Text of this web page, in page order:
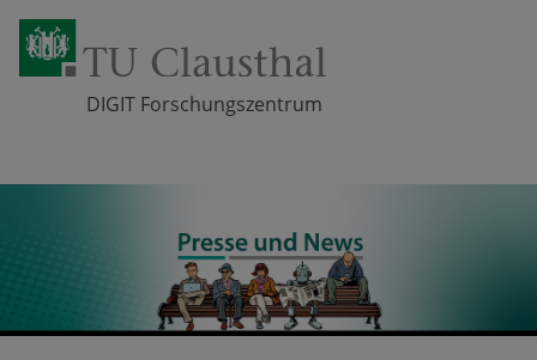
DIGIT Forschungszentrum